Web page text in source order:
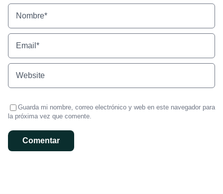
Guarda mi nombre, correo electrónico y web en este navegador para
la próxima vez que comente.